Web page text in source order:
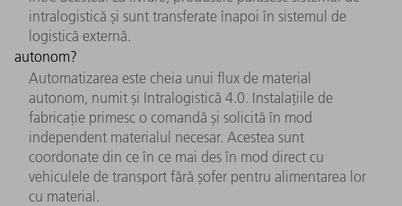
intralogistică și sunt transferate înapoi în sistemul de
logistică externă.
autonom?
Automatizarea este cheia unui flux de material
autonom, numit și Intralogistică 4.0. Instalațiile de
fabricație primesc o comandă și solicită în mod
independent materialul necesar. Acestea sunt
coordonate din ce în ce mai des în mod direct cu
vehiculele de transport fără șofer pentru alimentarea lor
cu material.